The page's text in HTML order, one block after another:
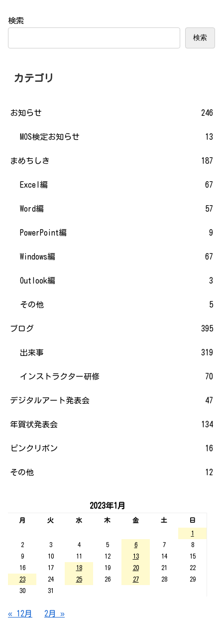
検索
検索
カテゴリ
お知らせ 246
MOS検定お知らせ 13
まめちしき 187
Excel編 67
Word編 57
PowerPoint編 9
Windows編 67
Outlook編 3
その他 5
ブログ 395
出来事 319
インストラクター研修 70
デジタルアート発表会 47
年賀状発表会 134
ピンクリボン 16
その他 12
2023年1月
月 火 水 木 金 土
日
1
2
3 4 5 6 7
8
9
10 11 12 13 14
15
16
17 18 19 20 21
22
23
24 25 26 27 28
29
30
31
« 12月 2月 »